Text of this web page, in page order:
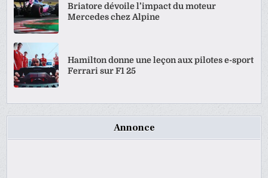
Briatore dévoile l’impact du moteur
Mercedes chez Alpine
Hamilton donne une leçon aux pilotes e-sport
Ferrari sur F1 25
Annonce